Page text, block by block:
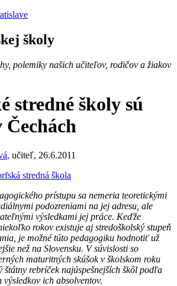
školy
polemiky našich učiteľov, rodičov a žiakov
stredné školy sú
Čechách
, učiteľ, 26.6.2011
stredná škola
prístupu sa nemeria teoretickými
podozreniami na jej adresu, ale
výsledkami jej práce. Keďže
rokov existuje aj stredoškolský stupeň
je možné túto pedagogiku hodnotiť už
než na Slovensku. V súvislosti so
maturitných skúšok v školskom roku
štátny rebríček najúspešnejších škôl podľa
ich absolventov.